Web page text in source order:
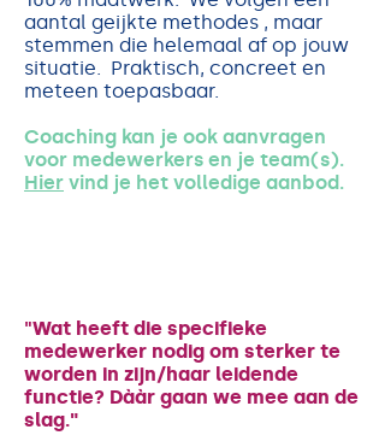
"Wat heeft die specifieke
medewerker nodig om sterker te
worden in zijn/haar leidende
functie? Dààr gaan we mee aan de
slag."
aantal geijkte methodes , maar
stemmen die helemaal af op jouw
situatie. Praktisch, concreet en
meteen toepasbaar.
Coaching kan je ook aanvragen
voor medewerkers en je team(s).
Hier vind je het volledige aanbod.